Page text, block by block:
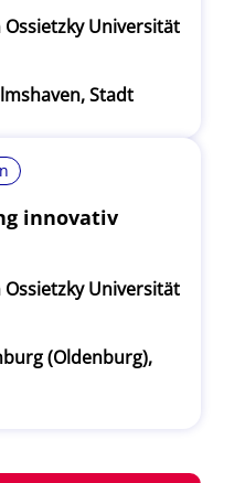
Ossietzky Universität
Stadt
innovativ
Ossietzky Universität
(Oldenburg),